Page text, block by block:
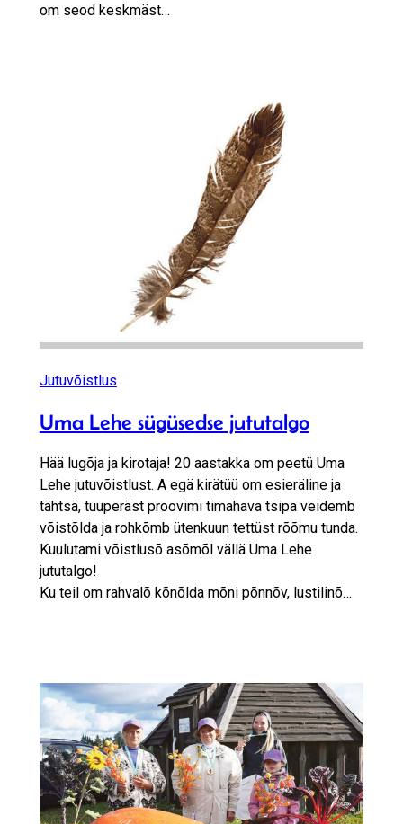
om seod keskmäst…
Jutuvõistlus
Uma Lehe sügüsedse jututalgo
Hää lugõja ja kirotaja! 20 aastakka om peetü Uma
Lehe jutuvõistlust. A egä kirätüü om esieräline ja
tähtsä, tuuperäst proovimi timahava tsipa veidemb
võistõlda ja rohkõmb ütenkuun tettüst rõõmu tunda.
Kuulutami võistlusõ asõmõl vällä Uma Lehe
jututalgo!
Ku teil om rahvalõ kõnõlda mõni põnnõv, lustilinõ…